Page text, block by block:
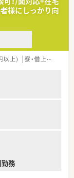
様にしっかり向
以上) 寮・借上社宅あり
務